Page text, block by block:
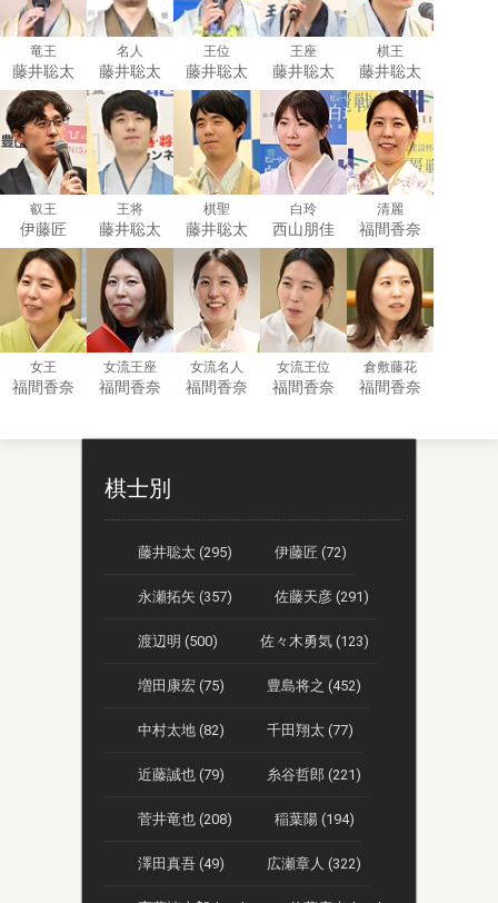
竜王
藤井聡太
名人
藤井聡太
王位
藤井聡太
王座
藤井聡太
棋王
藤井聡太
叡王
伊藤匠
王将
藤井聡太
棋聖
藤井聡太
白玲
西山朋佳
清麗
福間香奈
女王
福間香奈
女流王座
福間香奈
女流名人
福間香奈
女流王位
福間香奈
倉敷藤花
福間香奈
棋士別
藤井聡太 (295) 伊藤匠 (72)
永瀬拓矢 (357) 佐藤天彦 (291)
渡辺明 (500) 佐々木勇気 (123)
増田康宏 (75) 豊島将之 (452)
中村太地 (82) 千田翔太 (77)
近藤誠也 (79) 糸谷哲郎 (221)
菅井竜也 (208) 稲葉陽 (194)
澤田真吾 (49) 広瀬章人 (322)